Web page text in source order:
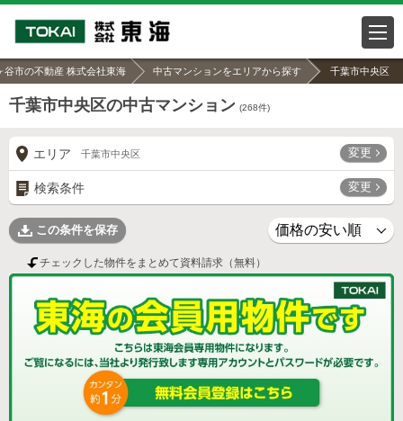
谷市の不動産 株式会社東海 中古マンションをエリアから探す 千葉市中央区
千葉市中央区の中古マンション (268件)
エリア 千葉市中央区 変更
検索条件 変更
この条件を保存
チェックした物件をまとめて資料請求（無料）